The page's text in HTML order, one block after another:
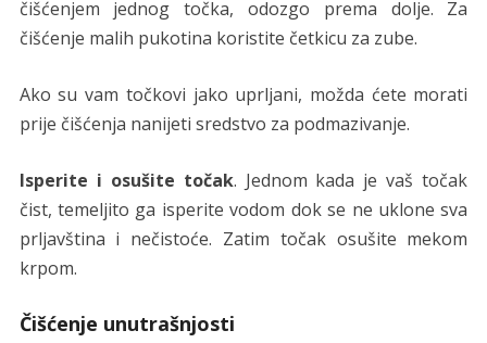
čišćenjem jednog točka, odozgo prema dolje. Za
čišćenje malih pukotina koristite četkicu za zube.
Ako su vam točkovi jako uprljani, možda ćete morati
prije čišćenja nanijeti sredstvo za podmazivanje.
Isperite i osušite točak. Jednom kada je vaš točak
čist, temeljito ga isperite vodom dok se ne uklone sva
prljavština i nečistoće. Zatim točak osušite mekom
krpom.
Čišćenje unutrašnjosti